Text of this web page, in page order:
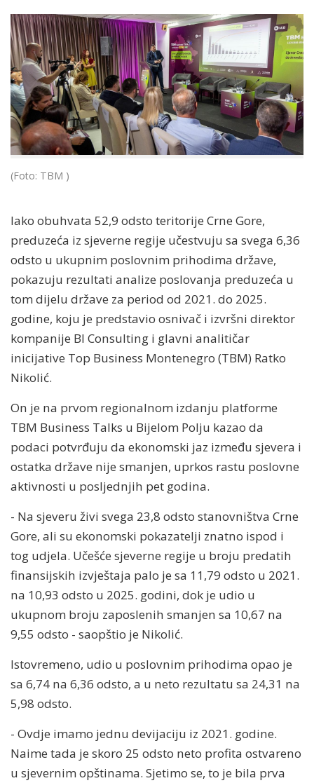
(Foto: TBM )
Iako obuhvata 52,9 odsto teritorije Crne Gore,
preduzeća iz sjeverne regije učestvuju sa svega 6,36
odsto u ukupnim poslovnim prihodima države,
pokazuju rezultati analize poslovanja preduzeća u
tom dijelu države za period od 2021. do 2025.
godine, koju je predstavio osnivač i izvršni direktor
kompanije BI Consulting i glavni analitičar
inicijative Top Business Montenegro (TBM) Ratko
Nikolić.
On je na prvom regionalnom izdanju platforme
TBM Business Talks u Bijelom Polju kazao da
podaci potvrđuju da ekonomski jaz između sjevera i
ostatka države nije smanjen, uprkos rastu poslovne
aktivnosti u posljednjih pet godina.
- Na sjeveru živi svega 23,8 odsto stanovništva Crne
Gore, ali su ekonomski pokazatelji znatno ispod i
tog udjela. Učešće sjeverne regije u broju predatih
finansijskih izvještaja palo je sa 11,79 odsto u 2021.
na 10,93 odsto u 2025. godini, dok je udio u
ukupnom broju zaposlenih smanjen sa 10,67 na
9,55 odsto - saopštio je Nikolić.
Istovremeno, udio u poslovnim prihodima opao je
sa 6,74 na 6,36 odsto, a u neto rezultatu sa 24,31 na
5,98 odsto.
- Ovdje imamo jednu devijaciju iz 2021. godine.
Naime tada je skoro 25 odsto neto profita ostvareno
u sjevernim opštinama. Sjetimo se, to je bila prva